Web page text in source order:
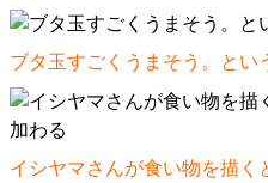
ブタ玉すごくうまそう。とい
イシヤマさんが食い物を描く